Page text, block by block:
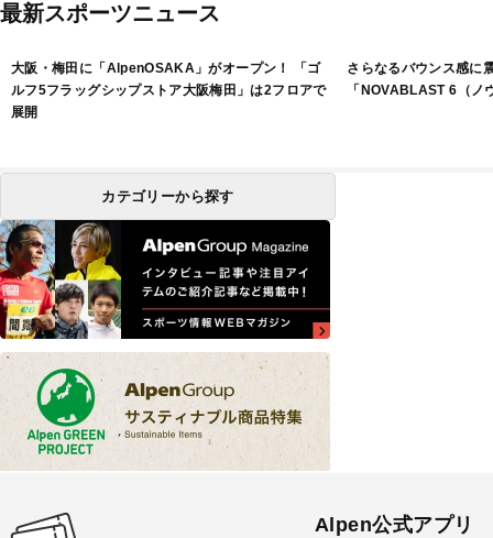
最新スポーツニュース
大阪・梅田に「AlpenOSAKA」がオープン！ 「ゴ
ルフ5フラッグシップストア大阪梅田」は2フロアで
展開
さらなるバウンス感に
「NOVABLAST 6（ノ
カテゴリーから探す
Alpen公式アプリ